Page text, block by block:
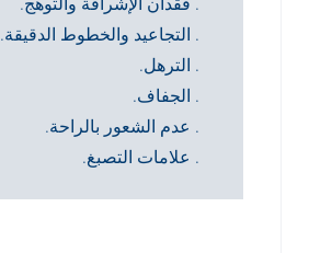
. التجاعيد والخطوط الدقيقة.
. الترهل.
. الجفاف.
. عدم الشعور بالراحة.
. علامات التصبغ.